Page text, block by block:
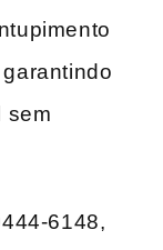
sem
6148,